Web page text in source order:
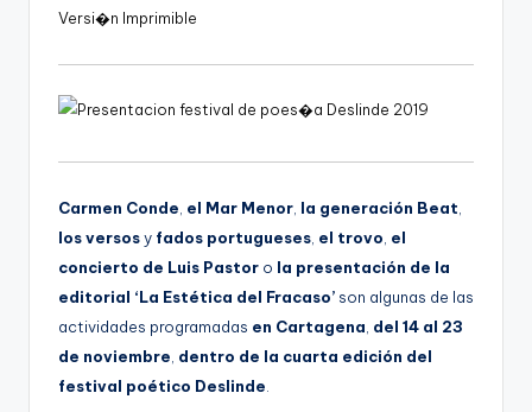
Versi�n Imprimible
Carmen Conde el Mar Menor la generación Beat
los versosy fados portugueses el trovo el
concierto de Luis Pastor o la presentación de la
editorial ‘La Estética del Fracaso’ son algunas de las
actividades programadas en Cartagena del 14 al 23
de noviembre dentro de la cuarta edición del
festival poético Deslinde